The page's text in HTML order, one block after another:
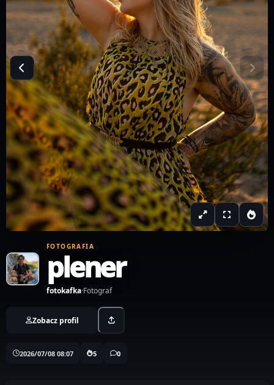
FOTOGRAFIA
plener
fotokafka·Fotograf
Zobacz profil
2026/07/08 08:07 5 0